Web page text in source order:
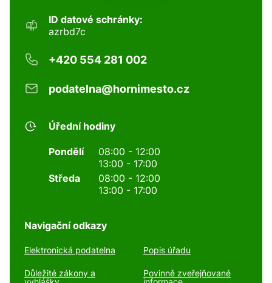
ID datové schránky:
azrbd7c
+420 554 281 002
podatelna@hornimesto.cz
Úřední hodiny
Pondělí
08:00 - 12:00
13:00 - 17:00
Středa
08:00 - 12:00
13:00 - 17:00
Navigační odkazy
Elektronická podatelna Popis úřadu
Důležité zákony a
Povinně zveřejňované